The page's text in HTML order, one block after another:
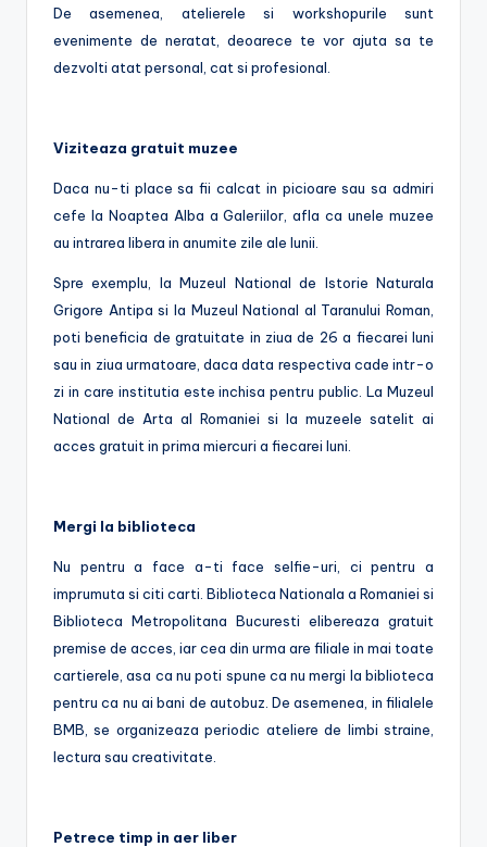
De asemenea, atelierele si workshopurile sunt
evenimente de neratat, deoarece te vor ajuta sa te
dezvolti atat personal, cat si profesional.
Viziteaza gratuit muzee
Daca nu-ti place sa fii calcat in picioare sau sa admiri
cefe la Noaptea Alba a Galeriilor, afla ca unele muzee
au intrarea libera in anumite zile ale lunii.
Spre exemplu, la Muzeul National de Istorie Naturala
Grigore Antipa si la Muzeul National al Taranului Roman,
poti beneficia de gratuitate in ziua de 26 a fiecarei luni
sau in ziua urmatoare, daca data respectiva cade intr-o
zi in care institutia este inchisa pentru public. La Muzeul
National de Arta al Romaniei si la muzeele satelit ai
acces gratuit in prima miercuri a fiecarei luni.
Mergi la biblioteca
Nu pentru a face a-ti face selfie-uri, ci pentru a
imprumuta si citi carti. Biblioteca Nationala a Romaniei si
Biblioteca Metropolitana Bucuresti elibereaza gratuit
premise de acces, iar cea din urma are filiale in mai toate
cartierele, asa ca nu poti spune ca nu mergi la biblioteca
pentru ca nu ai bani de autobuz. De asemenea, in filialele
BMB, se organizeaza periodic ateliere de limbi straine,
lectura sau creativitate.
Petrece timp in aer liber